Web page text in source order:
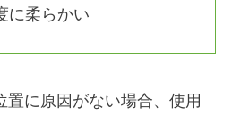
に柔らかい
置に原因がない場合、使用